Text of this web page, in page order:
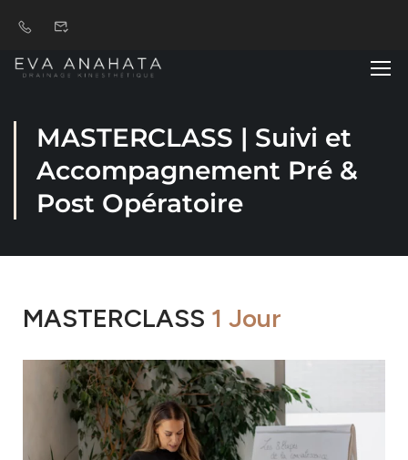
MASTERCLASS | Suivi et
Accompagnement Pré &
Post Opératoire
MASTERCLASS 1 Jour